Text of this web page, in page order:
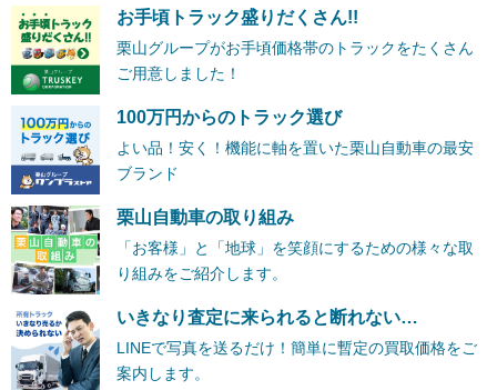
お手頃トラック盛りだくさん!!
栗山グループがお手頃価格帯のトラックをたくさん
ご用意しました！
100万円からのトラック選び
よい品！安く！機能に軸を置いた栗山自動車の最安
ブランド
栗山自動車の取り組み
「お客様」と「地球」を笑顔にするための様々な取
り組みをご紹介します。
いきなり査定に来られると断れない…
LINEで写真を送るだけ！簡単に暫定の買取価格をご
案内します。